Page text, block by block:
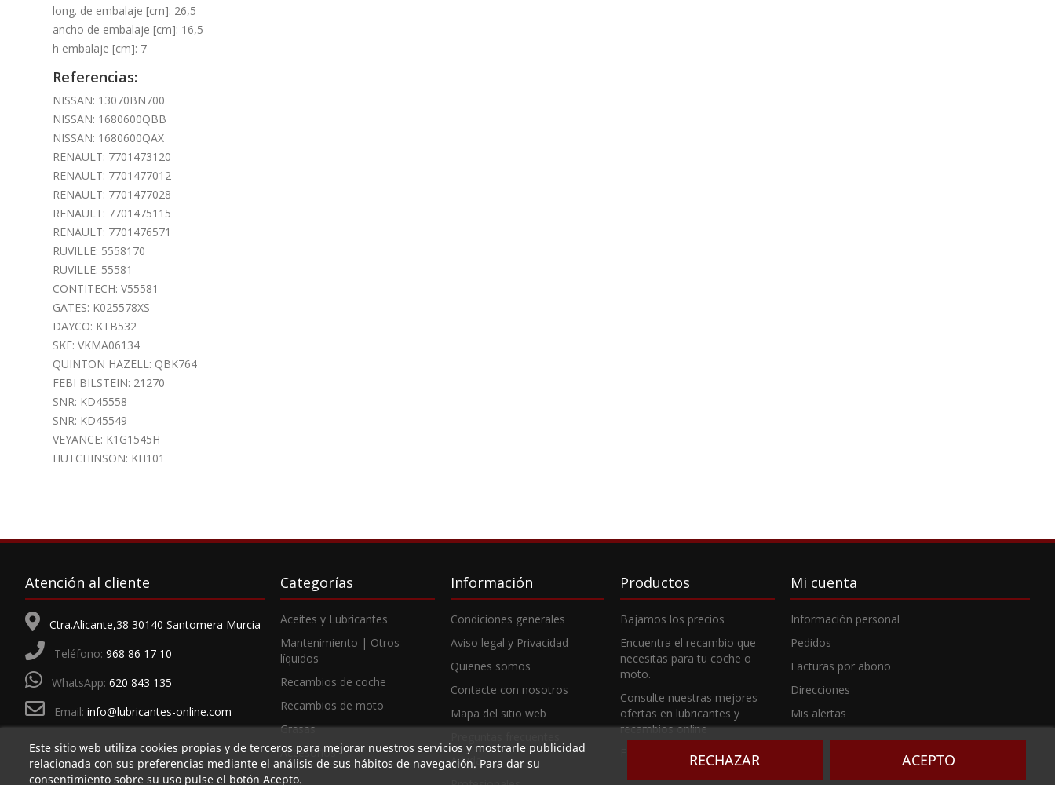
long. de embalaje [cm]: 26,5
ancho de embalaje [cm]: 16,5
h embalaje [cm]: 7
Referencias:
NISSAN: 13070BN700
NISSAN: 1680600QBB
NISSAN: 1680600QAX
RENAULT: 7701473120
RENAULT: 7701477012
RENAULT: 7701477028
RENAULT: 7701475115
RENAULT: 7701476571
RUVILLE: 5558170
RUVILLE: 55581
CONTITECH: V55581
GATES: K025578XS
DAYCO: KTB532
SKF: VKMA06134
QUINTON HAZELL: QBK764
FEBI BILSTEIN: 21270
SNR: KD45558
SNR: KD45549
VEYANCE: K1G1545H
HUTCHINSON: KH101
Atención al cliente
Ctra.Alicante,38 30140 Santomera Murcia
Teléfono: 968 86 17 10
WhatsApp: 620 843 135
Email: info@lubricantes-online.com
Categorías
Aceites y Lubricantes
Mantenimiento | Otros
líquidos
Recambios de coche
Recambios de moto
Grasas
Accesorios
Información
Condiciones generales
Aviso legal y Privacidad
Quienes somos
Contacte con nosotros
Mapa del sitio web
Ayuda
Productos
Bajamos los precios
Encuentra el recambio que
necesitas para tu coche o
moto.
Consulte nuestras mejores
ofertas en lubricantes y
recambios online
Mi cuenta
Información personal
Pedidos
Facturas por abono
Direcciones
Mis alertas
Este sitio web utiliza cookies propias y de terceros para mejorar nuestros servicios y mostrarle publicidad
relacionada con sus preferencias mediante el análisis de sus hábitos de navegación. Para dar su
consentimiento sobre su uso pulse el botón Acepto.
RECHAZAR ACEPTO